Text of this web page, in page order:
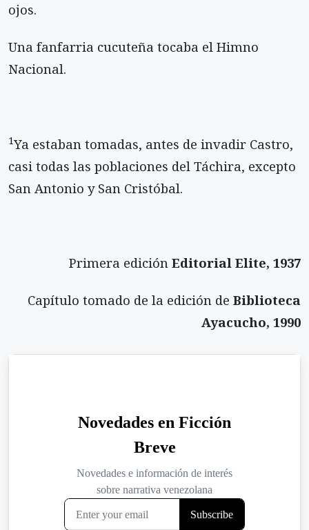
ojos.
Una fanfarria cucuteña tocaba el Himno
Nacional.
1Ya estaban tomadas, antes de invadir Castro,
casi todas las poblaciones del Táchira, excepto
San Antonio y San Cristóbal.
Primera edición Editorial Elite, 1937
Capítulo tomado de la edición de Biblioteca
Ayacucho, 1990